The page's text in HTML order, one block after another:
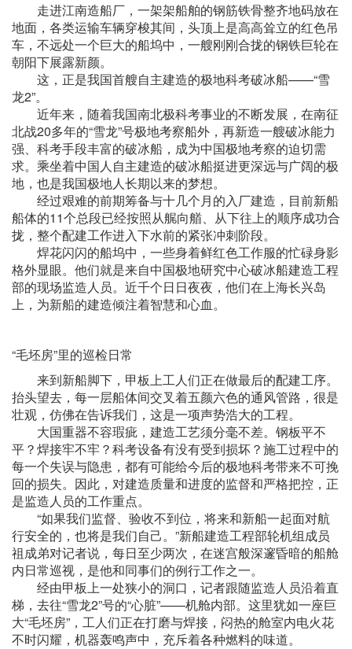
走进江南造船厂，一架架船舶的钢筋铁骨整齐地码放在
地面，各类运输车辆穿梭其间，头顶上是高高耸立的红色吊
车，不远处一个巨大的船坞中，一艘刚刚合拢的钢铁巨轮在
朝阳下展露新颜。
这，正是我国首艘自主建造的极地科考破冰船——“雪
龙2”。
近年来，随着我国南北极科考事业的不断发展，在南征
北战20多年的“雪龙”号极地考察船外，再新造一艘破冰能力
强、科考手段丰富的破冰船，成为中国极地考察的迫切需
求。乘坐着中国人自主建造的破冰船挺进更深远与广阔的极
地，也是我国极地人长期以来的梦想。
经过艰难的前期筹备与十几个月的入厂建造，目前新船
船体的11个总段已经按照从艉向艏、从下往上的顺序成功合
拢，整个配建工作进入下水前的紧张冲刺阶段。
焊花闪闪的船坞中，一些身着鲜红色工作服的忙碌身影
格外显眼。他们就是来自中国极地研究中心破冰船建造工程
部的现场监造人员。近千个日日夜夜，他们在上海长兴岛
上，为新船的建造倾注着智慧和心血。
“毛坯房”里的巡检日常
来到新船脚下，甲板上工人们正在做最后的配建工序。
抬头望去，每一层船体间交叉着五颜六色的通风管路，很是
壮观，仿佛在告诉我们，这是一项声势浩大的工程。
大国重器不容瑕疵，建造工艺须分毫不差。钢板平不
平？焊接牢不牢？科考设备有没有受到损坏？施工过程中的
每一个失误与隐患，都有可能给今后的极地科考带来不可挽
回的损失。因此，对建造质量和进度的监督和严格把控，正
是监造人员的工作重点。
“如果我们监督、验收不到位，将来和新船一起面对航
行安全的，也将是我们自己。”新船建造工程部轮机组成员
祖成弟对记者说，每日至少两次，在迷宫般深邃昏暗的船舱
内日常巡视，是他和同事们的例行工作之一。
经由甲板上一处狭小的洞口，记者跟随监造人员沿着直
梯，去往“雪龙2”号的“心脏”——机舱内部。这里犹如一座巨
大“毛坯房”，工人们正在打磨与焊接，闷热的舱室内电火花
不时闪耀，机器轰鸣声中，充斥着各种燃料的味道。